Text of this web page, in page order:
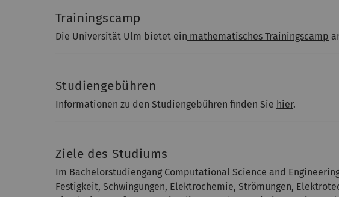
Trainingscamp
Die Universität Ulm bietet ein mathematisches Trainingscamp
Studiengebühren
Informationen zu den Studiengebühren finden Sie hier.
Ziele des Studiums
Im Bachelorstudiengang Computational Science and
Festigkeit, Schwingungen, Elektrochemie, Strömungen,